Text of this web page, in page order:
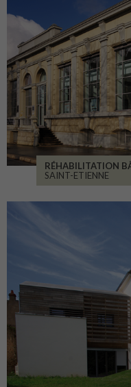
RÉHABILITATION
SAINT-ETIENNE